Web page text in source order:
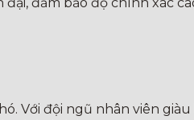
Với đội ngũ nhân viên